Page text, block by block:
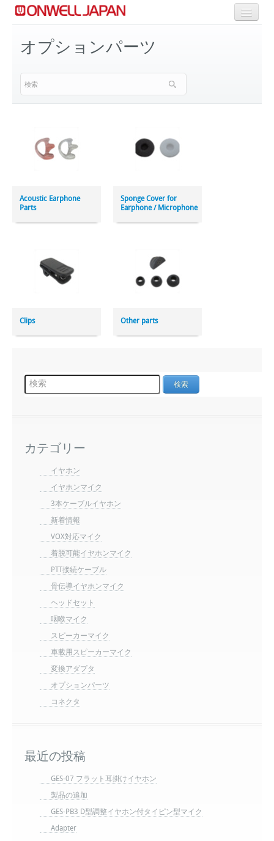
OEM/ODM Solution
オプションパーツ
Acoustic Earphone
Parts
Sponge Cover for
Earphone / Microphone
Clips Other parts
カテゴリー
イヤホン
イヤホンマイク
3本ケーブルイヤホン
新着情報
VOX対応マイク
着脱可能イヤホンマイク
PTT接続ケーブル
骨伝導イヤホンマイク
ヘッドセット
咽喉マイク
スピーカーマイク
車載用スピーカーマイク
変換アダプタ
オプションパーツ
コネクタ
最近の投稿
GES-07 フラット耳掛けイヤホン
製品の追加
GES-PB3 D型調整イヤホン付タイピン型マイク
Adapter